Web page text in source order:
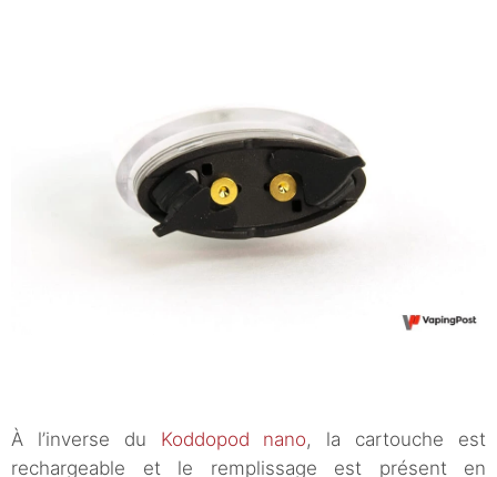
À l’inverse du Koddopod nano, la cartouche est
rechargeable et le remplissage est présent en